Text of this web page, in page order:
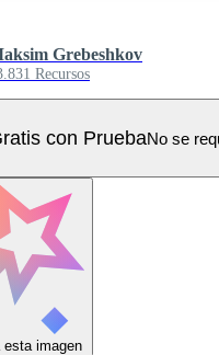
Grebeshkov
Recursos
con PruebaNo se
esta imagen